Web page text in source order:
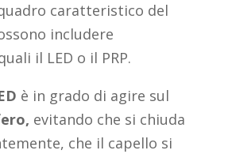
caratteristico del
includere
il LED o il PRP.
è in grado di agire sul
evitando che si chiuda
che il capello si